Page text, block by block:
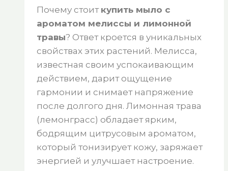
Почему стоит купить мыло с
ароматом мелиссы и лимонной
травы? Ответ кроется в уникальных
свойствах этих растений. Мелисса,
известная своим успокаивающим
действием, дарит ощущение
гармонии и снимает напряжение
после долгого дня. Лимонная трава
(лемонграсс) обладает ярким,
бодрящим цитрусовым ароматом,
который тонизирует кожу, заряжает
энергией и улучшает настроение.